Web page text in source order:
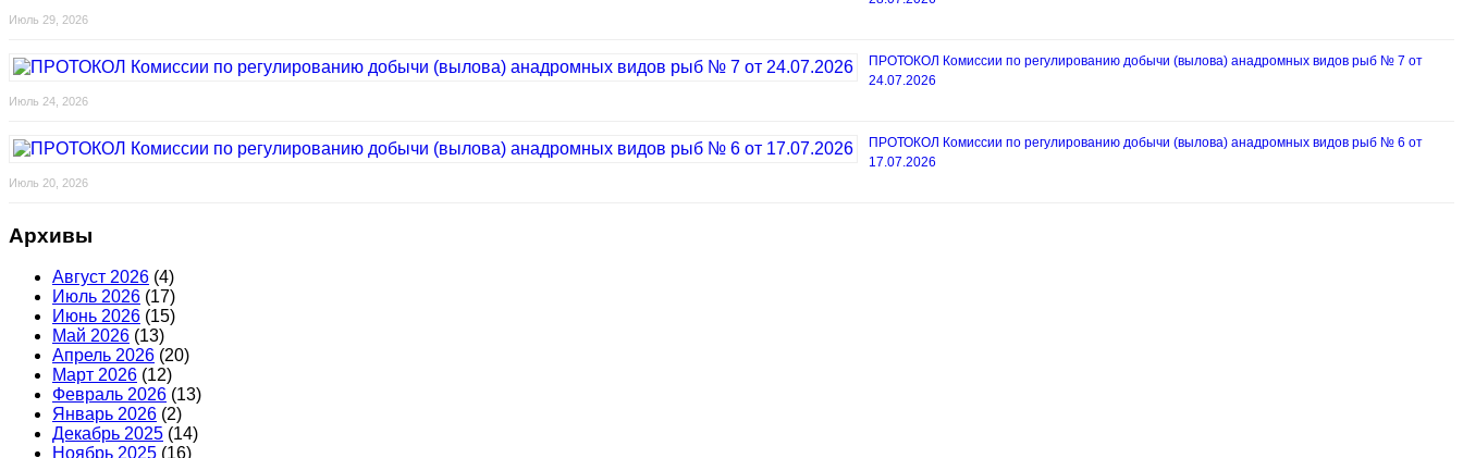
Июль 29, 2026
ПРОТОКОЛ Комиссии по регулированию добычи (вылова) анадромных видов рыб № 7 от
24.07.2026
Июль 24, 2026
ПРОТОКОЛ Комиссии по регулированию добычи (вылова) анадромных видов рыб № 6 от
17.07.2026
Июль 20, 2026
Архивы
Август 2026 (4)
Июль 2026 (17)
Июнь 2026 (15)
Май 2026 (13)
Апрель 2026 (20)
Март 2026 (12)
Февраль 2026 (13)
Январь 2026 (2)
Декабрь 2025 (14)
Ноябрь 2025 (16)